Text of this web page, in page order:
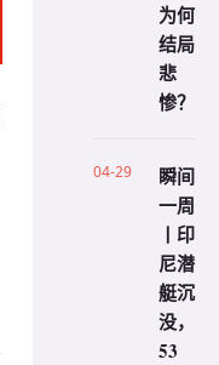
为何
结局
悲
惨？
04-29
瞬间
一周
丨印
尼潜
艇沉
没，
53